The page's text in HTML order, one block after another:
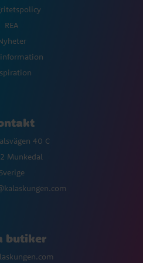
REA
40 C
Munkedal
Sverige
butiker